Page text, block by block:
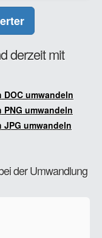
derzeit mit
DOC umwandeln
PNG umwandeln
JPG umwandeln
der Umwandlung